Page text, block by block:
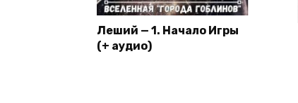
Леший — 1. Начало Игры
(+ аудио)